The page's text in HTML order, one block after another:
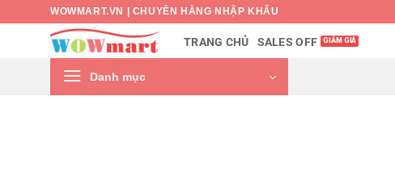
WOWMART.VN | CHUYÊN HÀNG NHẬP KHẨU
TRANG CHỦ SALES OFF
Danh mục